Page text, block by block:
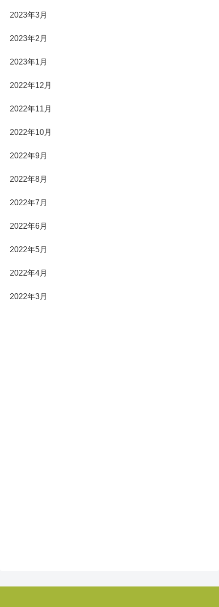
2023年3月
2023年2月
2023年1月
2022年12月
2022年11月
2022年10月
2022年9月
2022年8月
2022年7月
2022年6月
2022年5月
2022年4月
2022年3月